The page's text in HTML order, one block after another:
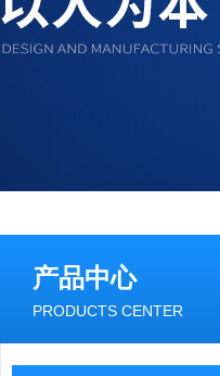
产品中心
PRODUCTS CENTER